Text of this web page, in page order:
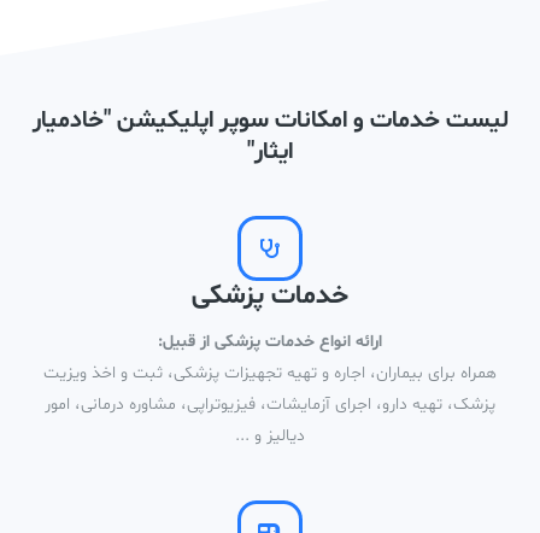
لیست خدمات و امکانات سوپر اپلیکیشن "خادمیار
ایثار"
خدمات پزشکی
ارائه انواع خدمات پزشکی از قبیل:
همراه برای بیماران، اجاره و تهیه تجهیزات پزشکی، ثبت و اخذ ویزیت
پزشک، تهیه دارو، اجرای آزمایشات، فیزیوتراپی، مشاوره درمانی، امور
دیالیز و ...